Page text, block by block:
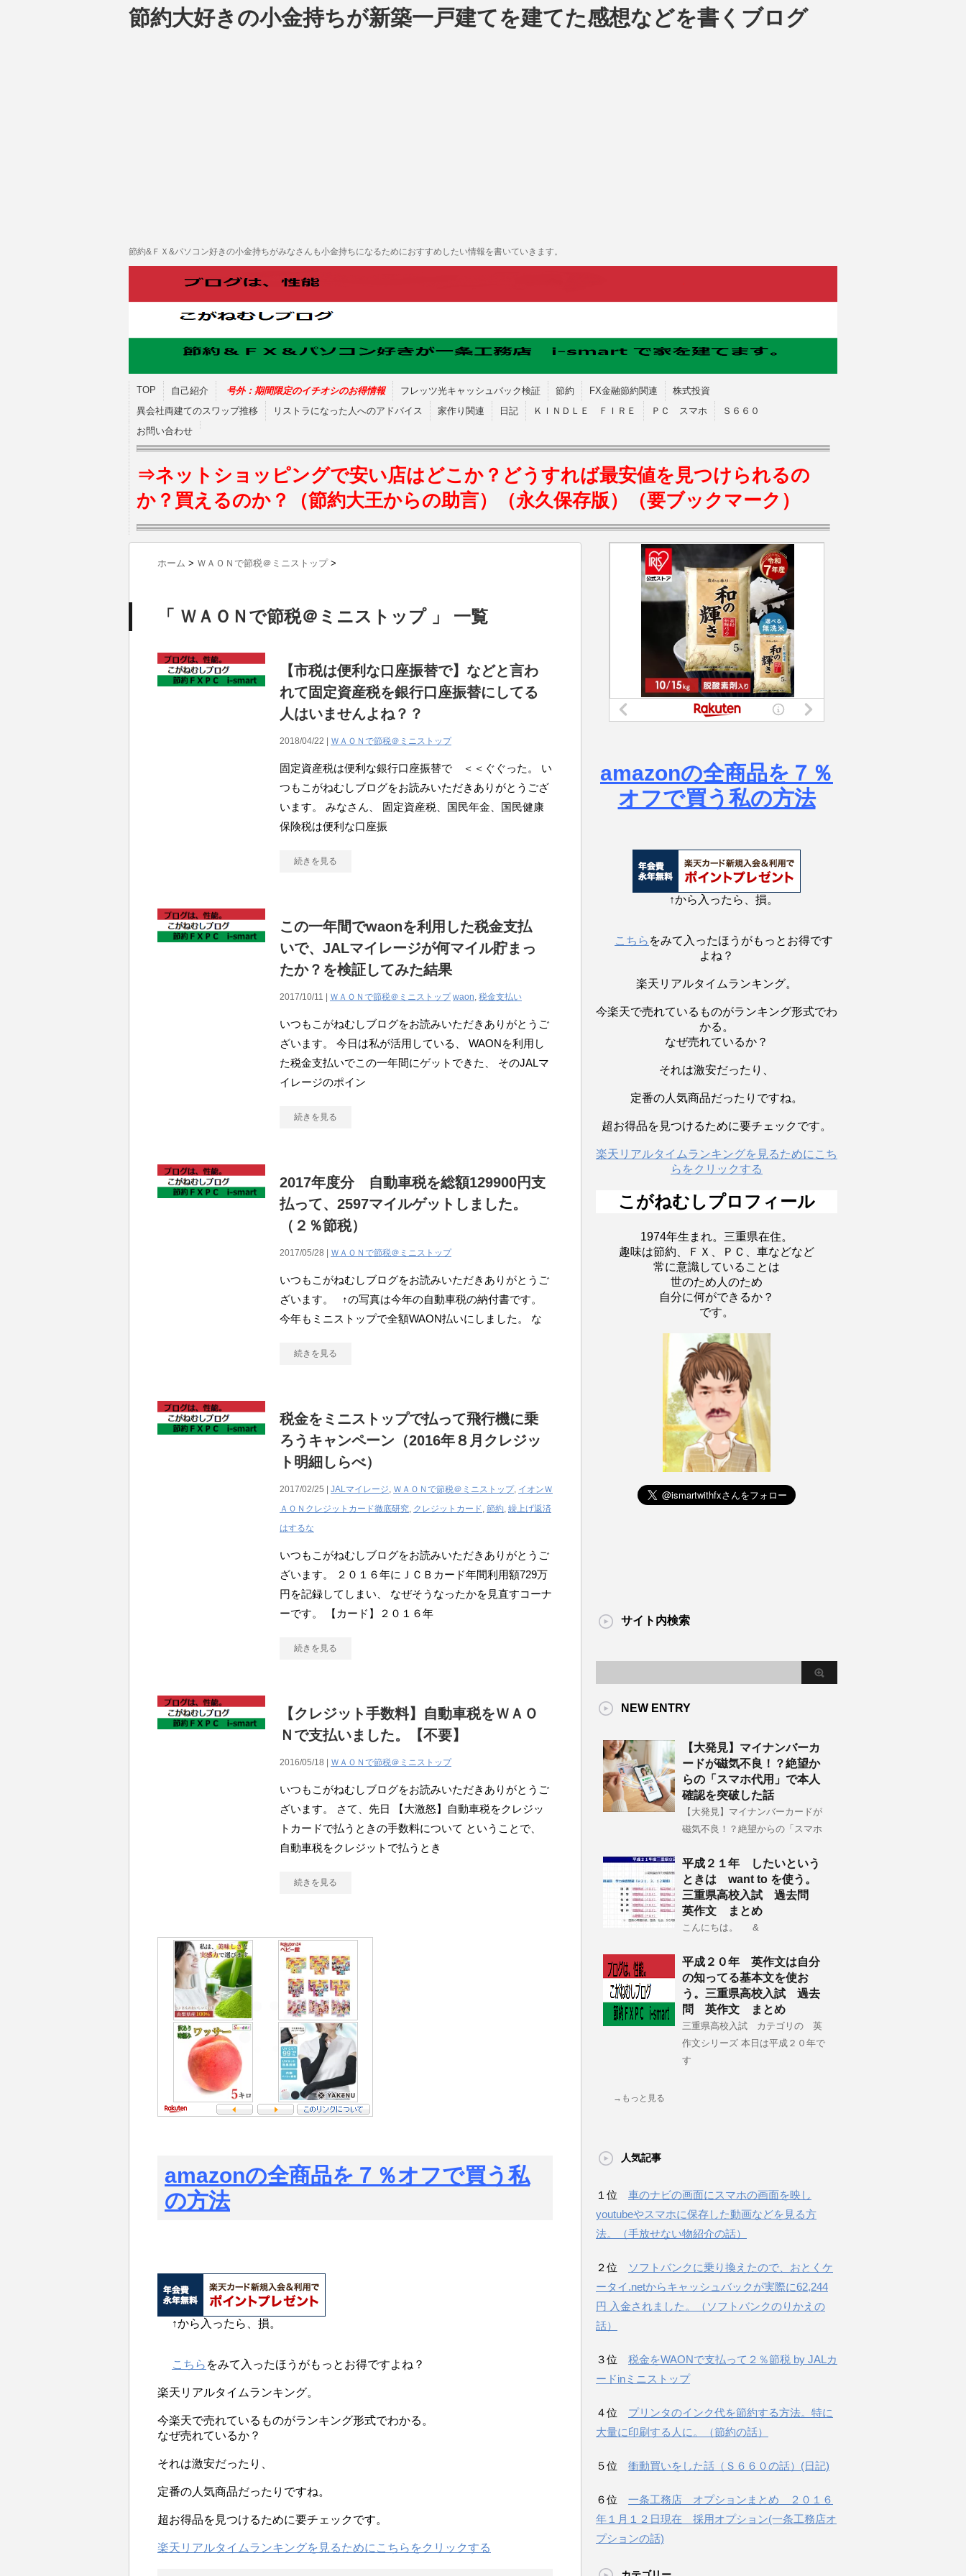
節約大好きの小金持ちが新築一戸建てを建てた感想などを書くブログ
節約&ＦＸ&パソコン好きの小金持ちがみなさんも小金持ちになるためにおすすめしたい情報を書いていきます。
TOP 自己紹介 号外：期間限定のイチオシのお得情報 フレッツ光キャッシュバック検証 節約 FX金融節約関連
株式投資
異会社両建てのスワップ推移
リストラになった人へのアドバイス 家作り関連 日記 ＫＩＮＤＬＥ ＦＩＲＥ ＰＣ スマホ
Ｓ６６０
お問い合わせ
⇒ネットショッピングで安い店はどこか？どうすれば最安値を見つけられるの
か？買えるのか？（節約大王からの助言）（永久保存版）（要ブックマーク）
ホーム > ＷＡＯＮで節税＠ミニストップ >
「 ＷＡＯＮで節税＠ミニストップ 」 一覧
【市税は便利な口座振替で】などと言わ
れて固定資産税を銀行口座振替にしてる
人はいませんよね？？
2018/04/22 | ＷＡＯＮで節税＠ミニストップ
固定資産税は便利な銀行口座振替で ＜＜ぐぐった。 い
つもこがねむしブログをお読みいただきありがとうござ
います。 みなさん、 固定資産税、国民年金、国民健康
保険税は便利な口座振
続きを見る
この一年間でwaonを利用した税金支払
いで、JALマイレージが何マイル貯まっ
たか？を検証してみた結果
2017/10/11 | ＷＡＯＮで節税＠ミニストップ waon, 税金支払い
いつもこがねむしブログをお読みいただきありがとうご
ざいます。 今日は私が活用している、 WAONを利用し
た税金支払いでこの一年間にゲットできた、 そのJALマ
イレージのポイン
続きを見る
2017年度分 自動車税を総額129900円支
払って、2597マイルゲットしました。
（２％節税）
2017/05/28 | ＷＡＯＮで節税＠ミニストップ
いつもこがねむしブログをお読みいただきありがとうご
ざいます。 ↑の写真は今年の自動車税の納付書です。
今年もミニストップで全額WAON払いにしました。 な
続きを見る
税金をミニストップで払って飛行機に乗
ろうキャンペーン（2016年８月クレジッ
ト明細しらべ）
2017/02/25 | JALマイレージ, ＷＡＯＮで節税＠ミニストップ, イオンＷ
ＡＯＮクレジットカード徹底研究, クレジットカード, 節約, 繰上げ返済
はするな
いつもこがねむしブログをお読みいただきありがとうご
ざいます。 ２０１６年にＪＣＢカード年間利用額729万
円を記録してしまい、 なぜそうなったかを見直すコーナ
ーです。 【カード】２０１６年
続きを見る
【クレジット手数料】自動車税をＷＡＯ
Ｎで支払いました。【不要】
2016/05/18 | ＷＡＯＮで節税＠ミニストップ
いつもこがねむしブログをお読みいただきありがとうご
ざいます。 さて、先日 【大激怒】自動車税をクレジッ
トカードで払うときの手数料について ということで、
自動車税をクレジットで払うとき
続きを見る
amazonの全商品を７％オフで買う私
の方法
↑から入ったら、損。
こちら をみて入ったほうがもっとお得ですよね？
楽天リアルタイムランキング。
今楽天で売れているものがランキング形式でわかる。
なぜ売れているか？
それは激安だったり、
定番の人気商品だったりですね。
超お得品を見つけるために要チェックです。
楽天リアルタイムランキングを見るためにこちらをクリックする
amazonの全商品を７％
オフで買う私の方法
↑から入ったら、損。
こちら をみて入ったほうがもっとお得です
よね？
楽天リアルタイムランキング。
今楽天で売れているものがランキング形式でわ
かる。
なぜ売れているか？
それは激安だったり、
定番の人気商品だったりですね。
超お得品を見つけるために要チェックです。
楽天リアルタイムランキングを見るためにこち
らをクリックする
こがねむしプロフィール
1974年生まれ。三重県在住。
趣味は節約、ＦＸ、ＰＣ、車などなど
常に意識していることは
世のため人のため
自分に何ができるか？
です。
サイト内検索
NEW ENTRY
【大発見】マイナンバーカ
ードが磁気不良！？絶望か
らの「スマホ代用」で本人
確認を突破した話
【大発見】マイナンバーカードが
磁気不良！？絶望からの「スマホ
平成２１年 したいという
ときは want to を使う。
三重県高校入試 過去問
英作文 まとめ
こんにちは。 &
平成２０年 英作文は自分
の知ってる基本文を使お
う。三重県高校入試 過去
問 英作文 まとめ
三重県高校入試 カテゴリの 英
作文シリーズ 本日は平成２０年で
す
→もっと見る
人気記事
１位 車のナビの画面にスマホの画面を映し
youtubeやスマホに保存した動画などを見る方
法。（手放せない物紹介の話）
２位
ソフトバンクに乗り換えたので、おとくケ
ータイ.netからキャッシュバックが実際に62,244
円 入金されました。（ソフトバンクのりかえの
話）
３位 税金をWAONで支払って２％節税 by JALカ
ードinミニストップ
４位 プリンタのインク代を節約する方法。特に
大量に印刷する人に。（節約の話）
５位 衝動買いをした話（Ｓ６６０の話）(日記)
６位 一条工務店 オプションまとめ ２０１６
年１月１２日現在 採用オプション(一条工務店オ
プションの話)